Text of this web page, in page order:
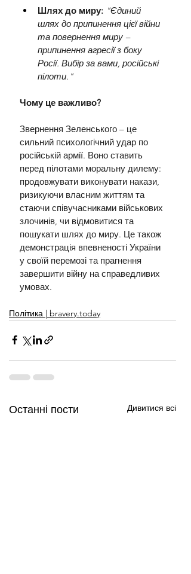
Шлях до миру: "Єдиний
шлях до припинення цієї війни
та повернення миру –
припинення агресії з боку
Росії. Вибір за вами, російські
пілоти."
Чому це важливо?
Звернення Зеленського – це
сильний психологічний удар по
російській армії. Воно ставить
перед пілотами моральну дилему:
продовжувати виконувати накази,
ризикуючи власним життям та
стаючи співучасниками військових
злочинів, чи відмовитися та
пошукати шлях до миру. Це також
демонстрація впевненості України
у своїй перемозі та прагнення
завершити війну на справедливих
умовах.
Політика | bravery.today
Останні пости Дивитися всі